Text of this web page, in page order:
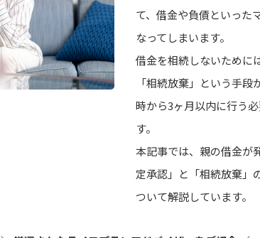
て、借金や負債といった
なってしまいます。
借金を相続しないために
「相続放棄」という手
時から3ヶ月以内に行う
す。
本記事では、親の借金が
定承認」と「相続放棄」
ついて解説しています。